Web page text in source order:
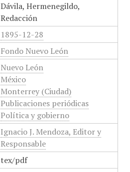
Dávila, Hermenegildo,
Redacción
1895-12-28
Fondo Nuevo León
Nuevo León
México
Monterrey (Ciudad)
Publicaciones periódicas
Política y gobierno
Ignacio J. Mendoza, Editor y
Responsable
tex/pdf